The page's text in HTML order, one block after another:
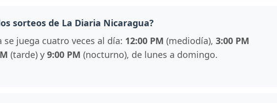
sorteos de La Diaria Nicaragua?
se juega cuatro veces al día: 12:00 PM (mediodía), 3:00 PM
(tarde) y 9:00 PM (nocturno), de lunes a domingo.